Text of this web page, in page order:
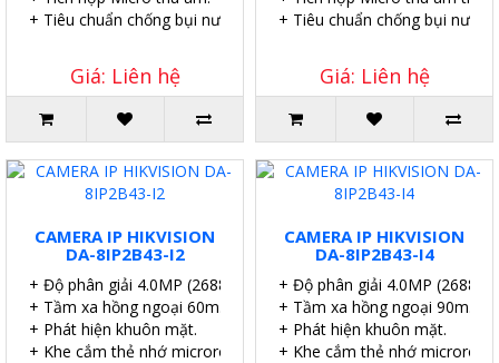
+ Tiêu chuẩn chống bụi nước IP67.
Giá: Liên hệ
+ Tiêu chuẩn chống bụi nước
Giá: Liên hệ
CAMERA IP HIKVISION
DA-8IP2B43-I2
+ Độ phân giải 4.0MP (2688 × 1520@25fps)
+ Tầm xa hồng ngoại 60m.
+ Phát hiện khuôn mặt.
+ Khe cắm thẻ nhớ microroSD 512GB (max).
CAMERA IP HIKVISION
DA-8IP2B43-I4
+ Độ phân giải 4.0MP (2688 ×
+ Tầm xa hồng ngoại 90m.
+ Phát hiện khuôn mặt.
+ Khe cắm thẻ nhớ